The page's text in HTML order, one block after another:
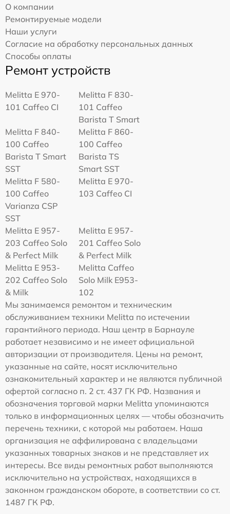
О компании
Ремонтируемые модели
Наши услуги
Согласие на обработку персональных данных
Способы оплаты
Ремонт устройств
Melitta Е 970-
101 Caffeo CI
Melitta F 830-
101 Caffeo
Barista T Smart
Melitta F 840-
100 Caffeo
Barista T Smart
SST
Melitta F 860-
100 Caffeo
Barista TS
Smart SST
Melitta F 580-
100 Caffeo
Varianza CSP
SST
Melitta Е 970-
103 Caffeo CI
Melitta E 957-
203 Caffeo Solo
& Perfect Milk
Melitta E 957-
201 Caffeo Solo
& Perfect Milk
Melitta Е 953-
202 Caffeo Solo
& Milk
Melitta Caffeo
Solo Milk E953-
102
Мы занимаемся ремонтом и техническим
обслуживанием техники Melitta по истечении
гарантийного периода. Наш центр в Барнауле
работает независимо и не имеет официальной
авторизации от производителя. Цены на ремонт,
указанные на сайте, носят исключительно
ознакомительный характер и не являются публичной
офертой согласно п. 2 ст. 437 ГК РФ. Названия и
обозначения торговой марки Melitta упоминаются
только в информационных целях — чтобы обозначить
перечень техники, с которой мы работаем. Наша
организация не аффилирована с владельцами
указанных товарных знаков и не представляет их
интересы. Все виды ремонтных работ выполняются
исключительно на устройствах, находящихся в
законном гражданском обороте, в соответствии со ст.
1487 ГК РФ.